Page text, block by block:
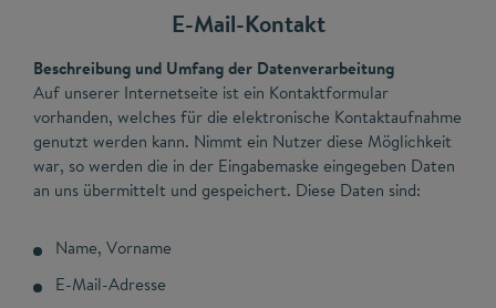
E-Mail-Kontakt
Beschreibung und Umfang der Datenverarbeitung
Auf unserer Internetseite ist ein Kontaktformular
vorhanden, welches für die elektronische Kontaktaufnahme
genutzt werden kann. Nimmt ein Nutzer diese Möglichkeit
war, so werden die in der Eingabemaske eingegeben Daten
an uns übermittelt und gespeichert. Diese Daten sind:
Name, Vorname
E-Mail-Adresse